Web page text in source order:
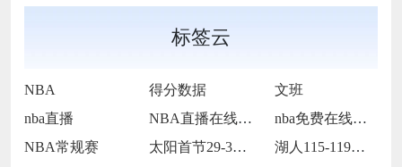
标签云
NBA 得分数据
文班
nba直播
NBA直播在线观看
nba免费在线高清直播
NBA常规赛
太阳首节29-30落后步行者
湖人115-119不敌火箭